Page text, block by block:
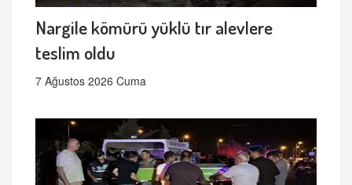
Nargile kömürü yüklü tır alevlere
teslim oldu
7 Ağustos 2026 Cuma